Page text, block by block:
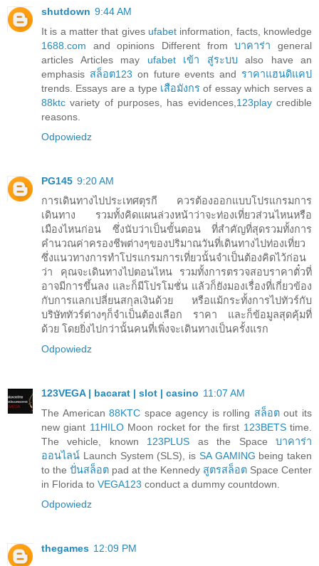
shutdown 9:44 AM
It is a matter that gives ufabet information, facts, knowledge
1688.com and opinions Different fromบาคาร่า general
articles Articles may ufabet เข้า สู่ระบบalso have an
emphasis สล็อต123 on future events andราคาแฮนดิแคป
trends. Essays are a type เสือมังกร of essay which serves a
88ktc variety of purposes, has evidences, 123playcredible
reasons.
Odpowiedz
PG145 9:20 AM
การเดินทางไปประเทศตุรกี ควรต้องออกแบบโปรแกรมการ
เดินทาง รวมทั้งคิดแผนล่วงหน้าว่าจะท่องเที่ยวส่วนไหนหรือ
เมืองไหนก่อน ซึ่งนับว่าเป็นขั้นตอน ที่สำคัญที่สุดรวมทั้งการ
คำนวณค่าครองชีพต่างๆของปริมาณวันที่เดินทางไปท่องเที่ยว
ซึ่งแนวทางการทำโปรแกรมการเที่ยวนั้นจำเป็นต้องคิดไว้ก่อน
ว่า คุณจะเดินทางไปตอนไหน รวมทั้งการตรวจสอบราคาตั๋วที่
อาจมีการขึ้นลง และก็มีโปรโมชั่น แล้วก็ยังมองเรื่องที่เกี่ยวข้อง
กับการแลกเปลี่ยนสกุลเงินด้วย หรือแม้กระทั้งการไปทัวร์กับ
บริษัททัวร์ต่างๆก็จำเป็นต้องเลือก ราคา และก็ข้อมูลสุดคุ้มที่
ด้วย โดยยิ่งไปกว่านั้นคนที่เพิ่งจะเดินทางเป็นครั้งแรก
Odpowiedz
123VEGA | bacarat | slot | casino 11:07 AM
The American88KTC space agency is rolling สล็อตout its
new giant 11HILOMoon rocket for the first 123BETStime.
The vehicle, known 123PLUS as the Spaceบาคาร่า
ออนไลน์ Launch System (SLS), is SA GAMING being taken
to the ปั่นสล็อต pad at the Kennedy สูตรสล็อต Space Center
in Florida to VEGA123 conduct a dummy countdown.
Odpowiedz
thegames 12:09 PM